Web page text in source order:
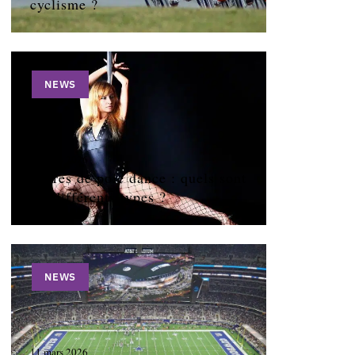
cyclisme ?
NEWS
11 mars 2026
Barres de pole dance : quels sont
les différents types ?
NEWS
11 mars 2026